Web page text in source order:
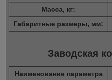
Масса, кг:
Габаритные размеры, мм:
Заводская
Наименование параметра